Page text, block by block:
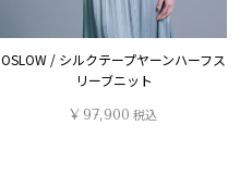
OSLOW / シルクテープヤーンハーフス
リーブニット
¥97,900 税込